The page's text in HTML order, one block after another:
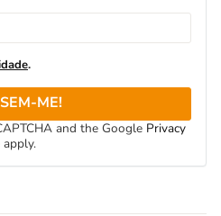
.
ME!
and the Google Privacy
apply.